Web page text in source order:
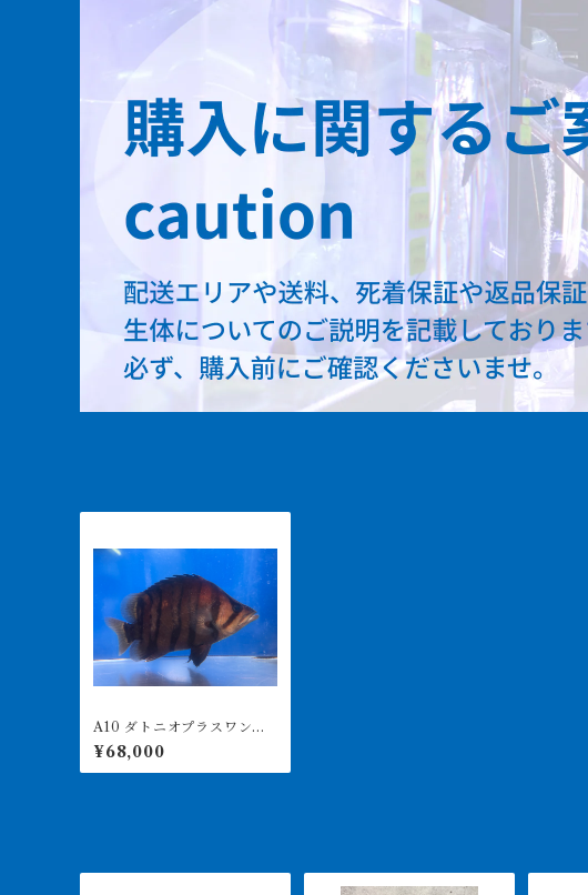
A10 ダトニオプラスワン
セミショート 23㎝前後
漁師ワイルド
¥68,000